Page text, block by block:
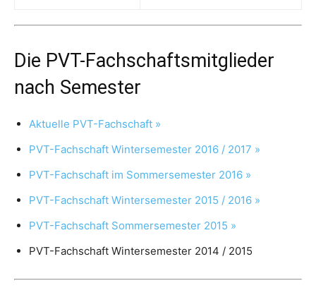
Die PVT-Fachschaftsmitglieder
nach Semester
Aktuelle PVT-Fachschaft »
PVT-Fachschaft Wintersemester 2016 / 2017 »
PVT-Fachschaft im Sommersemester 2016 »
PVT-Fachschaft Wintersemester 2015 / 2016 »
PVT-Fachschaft Sommersemester 2015 »
PVT-Fachschaft Wintersemester 2014 / 2015